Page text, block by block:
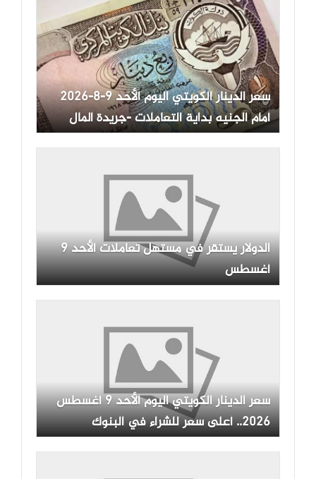
سعر الدينار الكويتي اليوم الأحد 9-8-2026
أمام الجنيه بداية التعاملات -جريدة المال
الدولار يستقر في مستهل تعاملات الأحد 9
أغسطس
سعر الدينار الكويتي اليوم الأحد 9 أغسطس
2026.. أعلى سعر للشراء في البنوك